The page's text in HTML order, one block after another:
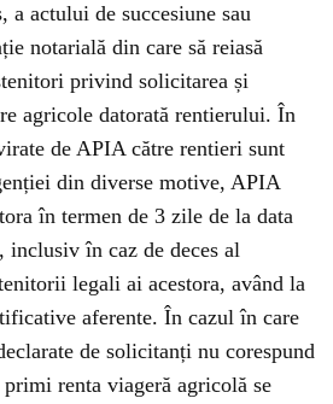
a actului de succesiune sau
notarială din care să reiasă
privind solicitarea și
agricole datorată rentierului. În
de APIA către rentieri sunt
din diverse motive, APIA
în termen de 3 zile de la data
inclusiv în caz de deces al
legali ai acestora, având la
aferente. În cazul în care
de solicitanți nu corespund
renta viageră agricolă se